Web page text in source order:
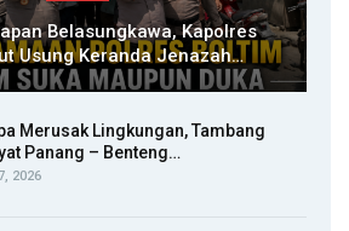
Belasungkawa, Kapolres
Usung Keranda Jenazah…
Merusak Lingkungan, Tambang
Panang – Benteng…
2026